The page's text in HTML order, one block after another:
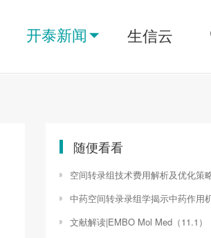
开泰新闻 生信云
随便看看
空间转录组技术费用解析及优化策略（空间转录组测序
中药空间转录录组学揭示中药作用机制的全新视角（空间转录组学
文献解读|EMBO Mol Med（11.1）：早期妊娠血浆的蛋白质组分析揭示了先天性心脏病的新